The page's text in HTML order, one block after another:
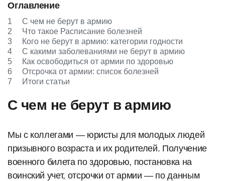
Оглавление
1
С чем не берут в армию
2
Что такое Расписание болезней
3
Кого не берут в армию: категории годности
4
С какими заболеваниями не берут в армию
5
Как освободиться от армии по здоровью
6
Отсрочка от армии: список болезней
7
Итоги статьи
С чем не берут в армию
Мы с коллегами — юристы для молодых людей
призывного возраста и их родителей. Получение
военного билета по здоровью, постановка на
воинский учет, отсрочки от армии — по данным